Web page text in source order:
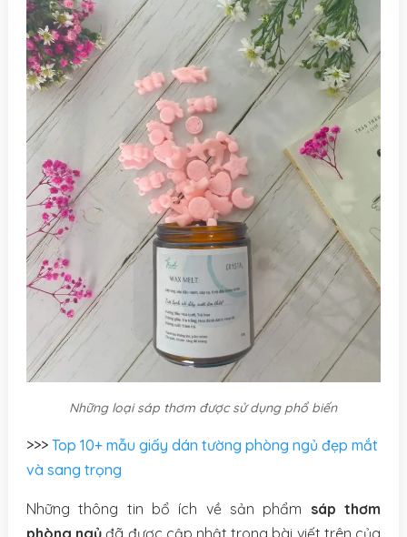
Những loại sáp thơm được sử dụng phổ biến
>>> Top 10+ mẫu giấy dán tường phòng ngủ đẹp mắt
và sang trọng
Những thông tin bổ ích về sản phẩm sáp thơm